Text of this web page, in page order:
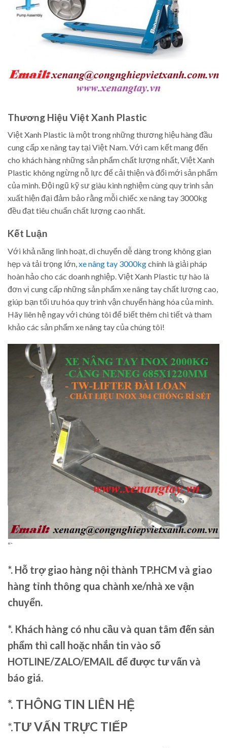
Thương Hiệu Việt Xanh Plastic
Việt Xanh Plastic là một trong những thương hiệu hàng đầu
cung cấp xe nâng tay tại Việt Nam. Với cam kết mang đến
cho khách hàng những sản phẩm chất lượng nhất, Việt Xanh
Plastic không ngừng nỗ lực để cải thiện và đổi mới sản phẩm
của mình. Đội ngũ kỹ sư giàu kinh nghiệm cùng quy trình sản
xuất hiện đại đảm bảo rằng mỗi chiếc xe nâng tay 3000kg
đều đạt tiêu chuẩn chất lượng cao nhất.
Kết Luận
Với khả năng linh hoạt, di chuyển dễ dàng trong không gian
hẹp và tải trọng lớn, xe nâng tay 3000kgchính là giải pháp
hoàn hảo cho các doanh nghiệp. Việt Xanh Plastic tự hào là
đơn vị cung cấp những sản phẩm xe nâng tay chất lượng cao,
giúp bạn tối ưu hóa quy trình vận chuyển hàng hóa của mình.
Hãy liên hệ ngay với chúng tôi để biết thêm chi tiết và tham
khảo các sản phẩm xe nâng tay của chúng tôi!
“`
*. Hỗ trợ giao hàng nội thành TP.HCM và giao
hàng tỉnh thông qua chành xe/nhà xe vận
chuyển.
*. Khách hàng có nhu cầu và quan tâm đến sản
phẩm thì call hoặc nhắn tin vào số
HOTLINE/ZALO/EMAIL để được tư vấn và
báo giá.
*. THÔNG TIN LIÊN HỆ
*.TƯ VẤN TRỰC TIẾP